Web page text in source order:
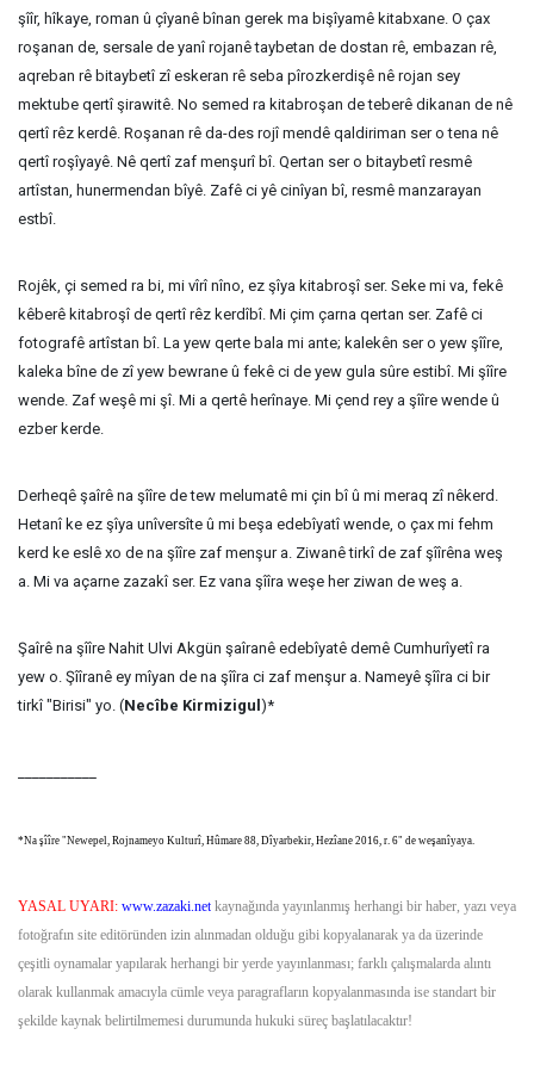
şîîr, hîkaye, roman û çîyanê bînan gerek ma bişîyamê kitabxane. O çax
roşanan de, sersale de yanî rojanê taybetan de dostan rê, embazan rê,
aqreban rê bitaybetî zî eskeran rê seba pîrozkerdişê nê rojan sey
mektube qertî şirawitê. No semed ra kitabroşan de teberê dikanan de nê
qertî rêz kerdê. Roşanan rê da-des rojî mendê qaldiriman ser o tena nê
qertî roşîyayê. Nê qertî zaf menşurî bî. Qertan ser o bitaybetî resmê
artîstan, hunermendan bîyê. Zafê ci yê cinîyan bî, resmê manzarayan
estbî.
Rojêk, çi semed ra bi, mi vîrî nîno, ez şîya kitabroşî ser. Seke mi va, fekê
kêberê kitabroşî de qertî rêz kerdîbî. Mi çim çarna qertan ser. Zafê ci
fotografê artîstan bî. La yew qerte bala mi ante; kalekên ser o yew şîîre,
kaleka bîne de zî yew bewrane û fekê ci de yew gula sûre estibî. Mi şîîre
wende. Zaf weşê mi şî. Mi a qertê herînaye. Mi çend rey a şîîre wende û
ezber kerde.
Derheqê şaîrê na şîîre de tew melumatê mi çin bî û mi meraq zî nêkerd.
Hetanî ke ez şîya unîversîte û mi beşa edebîyatî wende, o çax mi fehm
kerd ke eslê xo de na şîîre zaf menşur a. Ziwanê tirkî de zaf şîîrêna weş
a. Mi va açarne zazakî ser. Ez vana şîîra weşe her ziwan de weş a.
Şaîrê na şîîre Nahit Ulvi Akgün şaîranê edebîyatê demê Cumhurîyetî ra
yew o. Şîîranê ey mîyan de na şîîra ci zaf menşur a. Nameyê şîîra ci bir
tirkî "Birisi" yo. (Necîbe Kirmizigul )*
*Na şîîre "Newepel, Rojnameyo Kulturî, Hûmare 88, Dîyarbekir, Hezîane 2016, r. 6" de weşanîyaya.
YASAL UYARI: www.zazaki.net kaynağında yayınlanmış herhangi bir haber, yazı veya
fotoğrafın site editöründen izin alınmadan olduğu gibi kopyalanarak ya da üzerinde
çeşitli oynamalar yapılarak herhangi bir yerde yayınlanması; farklı çalışmalarda alıntı
olarak kullanmak amacıyla cümle veya paragrafların kopyalanmasında ise standart bir
şekilde kaynak belirtilmemesi durumunda hukuki süreç başlatılacaktır!